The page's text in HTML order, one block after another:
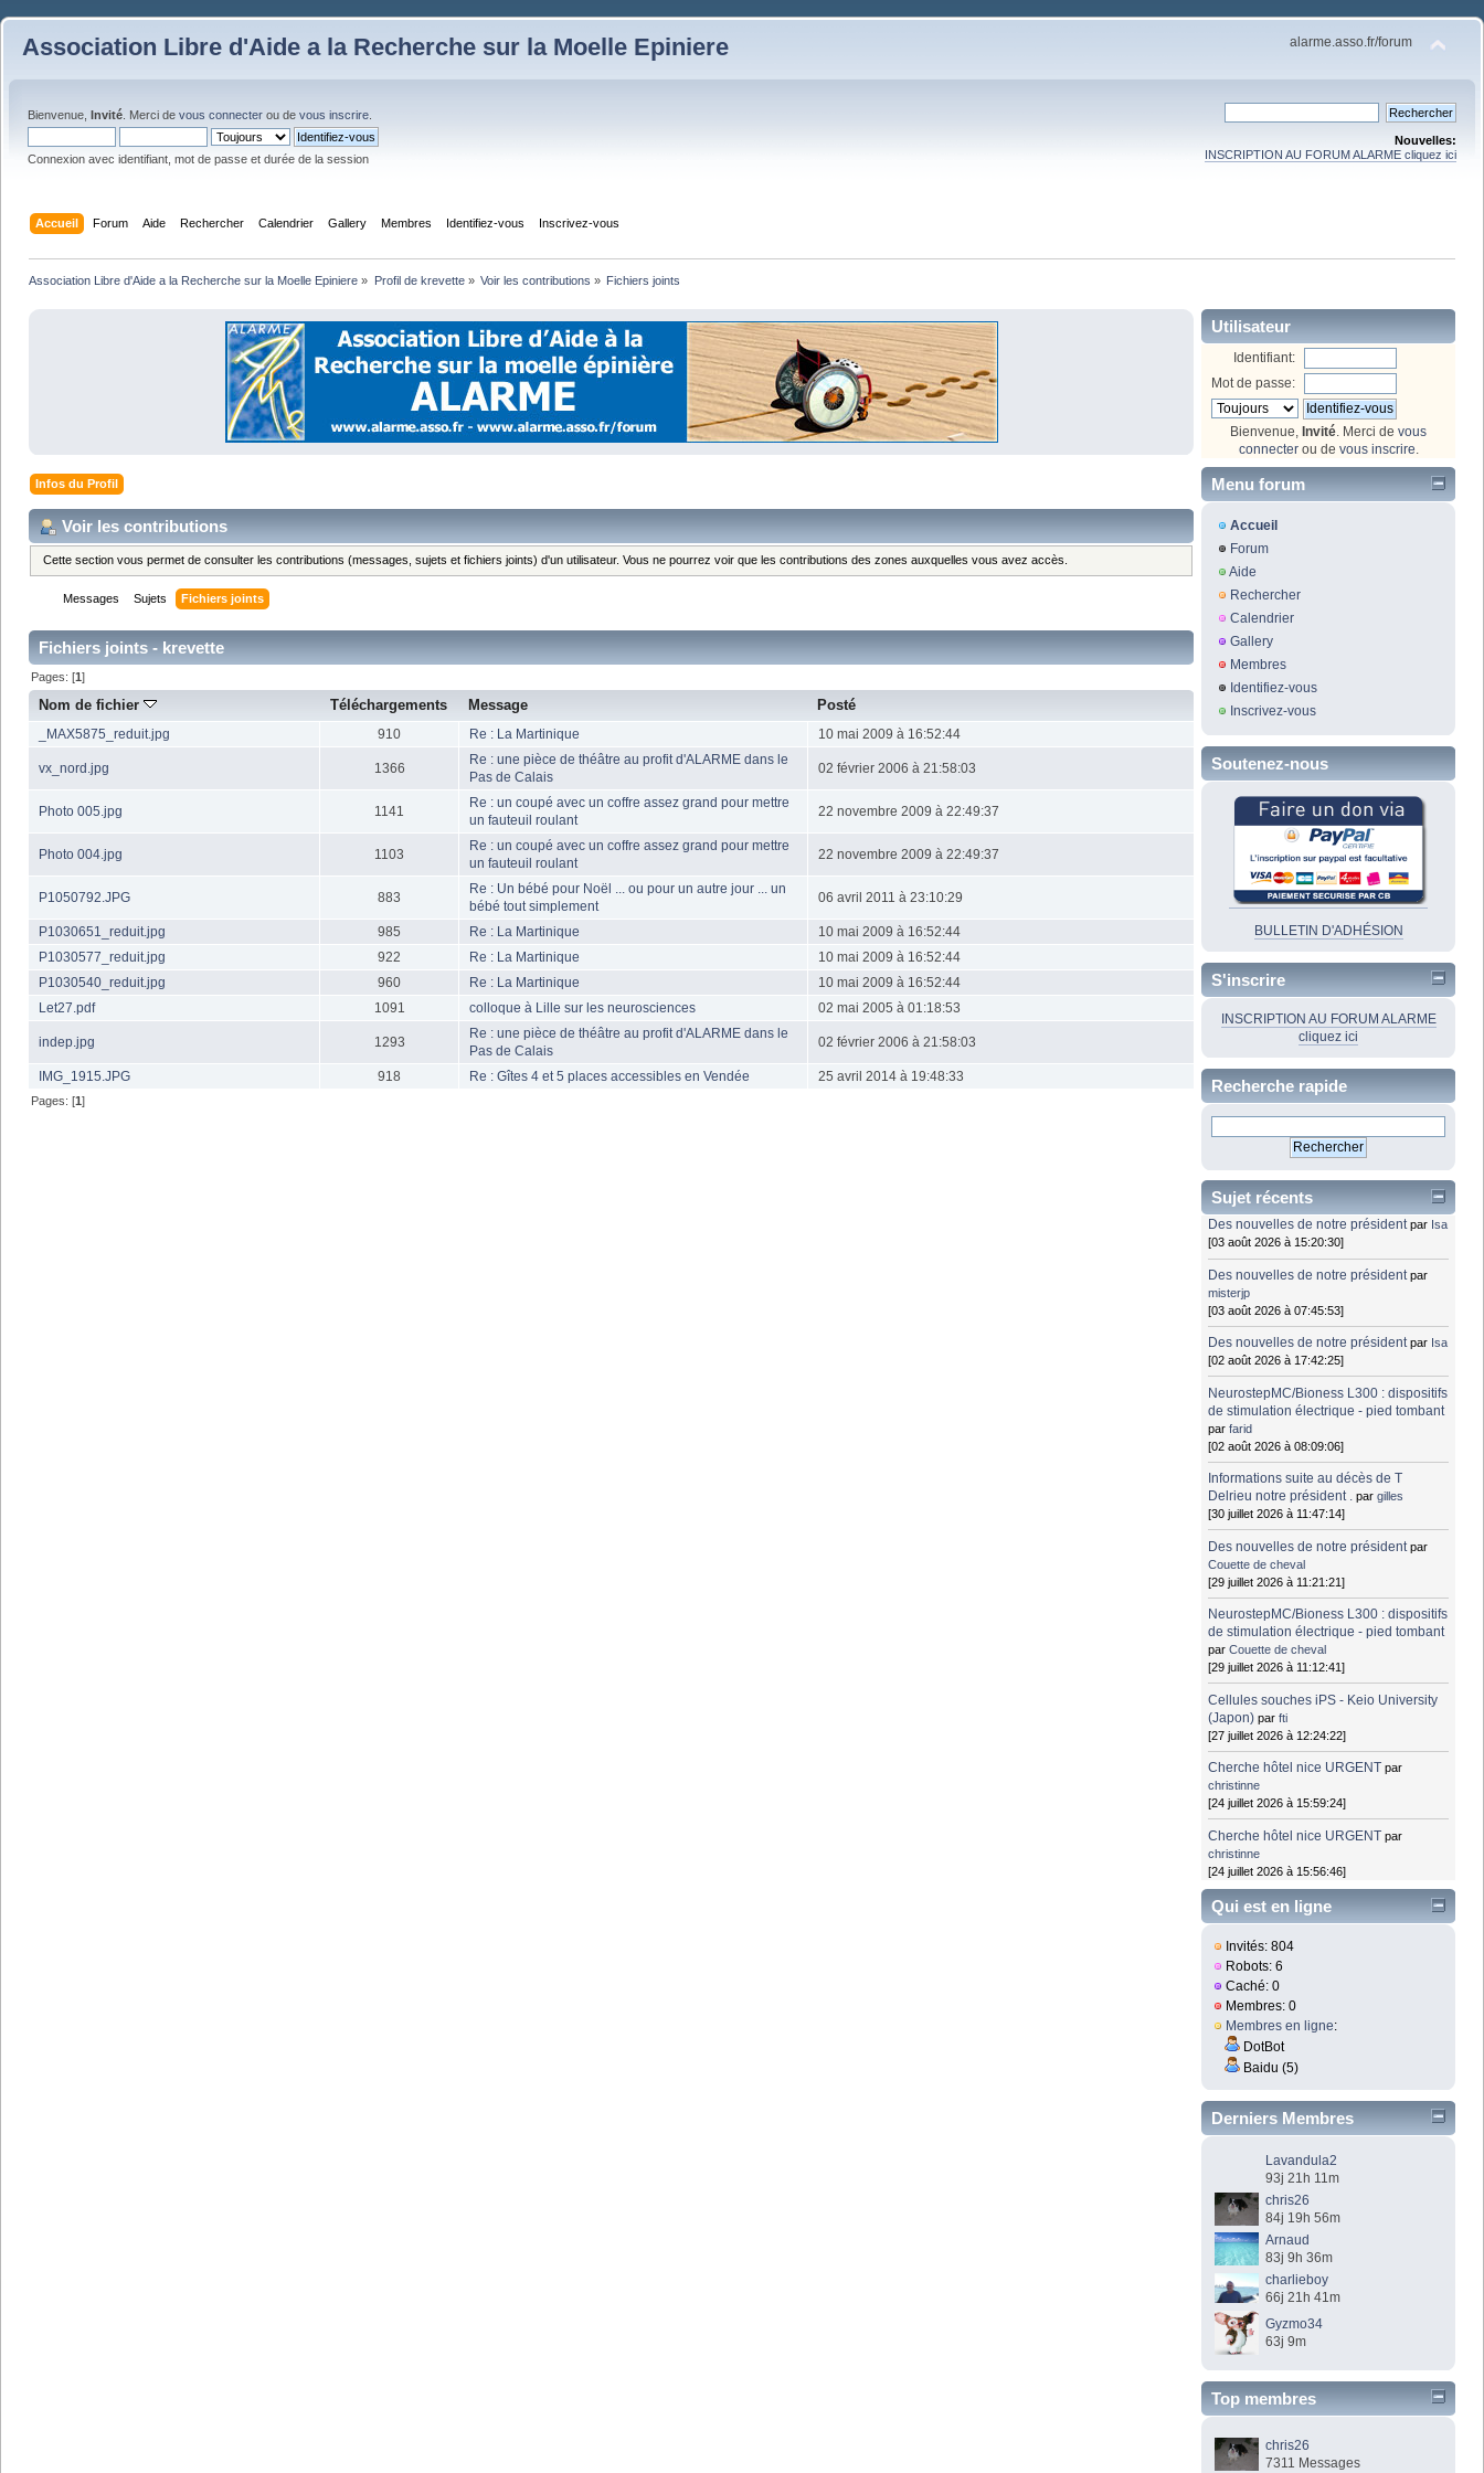
Association Libre d'Aide a la Recherche sur la Moelle Epiniere alarme.asso.fr/forum
Bienvenue, Invité . Merci de vous connecter ou de vous inscrire
Connexion avec identifiant, mot de passe et durée de la session
Nouvelles:
INSCRIPTION AU FORUM ALARME cliquez ici
Accueil Forum Aide Rechercher Calendrier Gallery Membres Identifiez-vous Inscrivez-vous
Association Libre d'Aide a la Recherche sur la Moelle Epiniere » Profil de krevette» Voir les contributions » Fichiers joints
Infos du Profil
Voir les contributions
Cette section vous permet de consulter les contributions (messages, sujets et fichiers joints) d'un utilisateur. Vous ne pourrez voir que les contributions des zones auxquelles vous avez accès.
Messages Sujets Fichiers joints
Fichiers joints - krevette
Pages: [1]
Nom de fichier Téléchargements Message Posté
_MAX5875_reduit.jpg 910 Re : La Martinique 10 mai 2009 à 16:52:44
vx_nord.jpg 1366
Re : une pièce de théâtre au profit d'ALARME dans le
Pas de Calais
02 février 2006 à 21:58:03
Photo 005.jpg 1141
Re : un coupé avec un coffre assez grand pour mettre
un fauteuil roulant
22 novembre 2009 à 22:49:37
Photo 004.jpg 1103
Re : un coupé avec un coffre assez grand pour mettre
un fauteuil roulant
22 novembre 2009 à 22:49:37
P1050792.JPG 883
Re : Un bébé pour Noël ... ou pour un autre jour ... un
bébé tout simplement
06 avril 2011 à 23:10:29
P1030651_reduit.jpg 985 Re : La Martinique
10 mai 2009 à 16:52:44
P1030577_reduit.jpg
922 Re : La Martinique
10 mai 2009 à 16:52:44
P1030540_reduit.jpg
960 Re : La Martinique
10 mai 2009 à 16:52:44
Let27.pdf
1091 colloque à Lille sur les neurosciences 02 mai 2005 à 01:18:53
indep.jpg 1293
Re : une pièce de théâtre au profit d'ALARME dans le
Pas de Calais
02 février 2006 à 21:58:03
IMG_1915.JPG 918 Re : Gîtes 4 et 5 places accessibles en Vendée 25 avril 2014 à 19:48:33
Pages: [1]
Utilisateur
Identifiant:
Mot de passe:
Bienvenue, Invité . Merci de vous
connecterou de vous inscrire
Menu forum
Accueil
Forum
Aide
Rechercher
Calendrier
Gallery
Membres
Identifiez-vous
Inscrivez-vous
Soutenez-nous
BULLETIN D'ADHÉSION
S'inscrire
INSCRIPTION AU FORUM ALARME
cliquez ici
Recherche rapide
Sujet récents
Des nouvelles de notre président par Isa
[03 août 2026 à 15:20:30]
Des nouvelles de notre président par
misterjp
[03 août 2026 à 07:45:53]
Des nouvelles de notre président par Isa
[02 août 2026 à 17:42:25]
NeurostepMC/Bioness L300 : dispositifs
de stimulation électrique - pied tombant
parfarid
[02 août 2026 à 08:09:06]
Informations suite au décès de T
Delrieu notre président . pargilles
[30 juillet 2026 à 11:47:14]
Des nouvelles de notre président par
Couette de cheval
[29 juillet 2026 à 11:21:21]
NeurostepMC/Bioness L300 : dispositifs
de stimulation électrique - pied tombant
parCouette de cheval
[29 juillet 2026 à 11:12:41]
Cellules souches iPS - Keio University
(Japon) parfti
[27 juillet 2026 à 12:24:22]
Cherche hôtel nice URGENT par
christinne
[24 juillet 2026 à 15:59:24]
Cherche hôtel nice URGENT par
christinne
[24 juillet 2026 à 15:56:46]
Qui est en ligne
Invités: 804
Robots: 6
Caché: 0
Membres: 0
Membres en ligne:
DotBot
Baidu (5)
Derniers Membres
Lavandula2
93j 21h 11m
chris26
84j 19h 56m
Arnaud
83j 9h 36m
charlieboy
66j 21h 41m
Gyzmo34
63j 9m
Top membres
chris26
7311 Messages